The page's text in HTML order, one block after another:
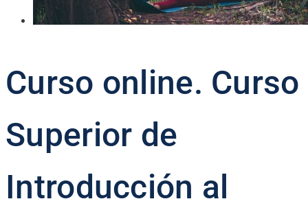
Curso online. Curso
Superior de
Introducción al